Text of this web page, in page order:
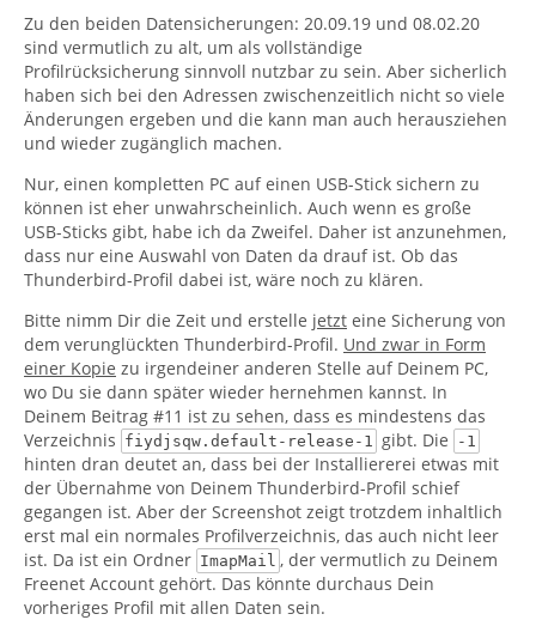
Zu den beiden Datensicherungen: 20.09.19 und 08.02.20
sind vermutlich zu alt, um als vollständige
Profilrücksicherung sinnvoll nutzbar zu sein. Aber sicherlich
haben sich bei den Adressen zwischenzeitlich nicht so viele
Änderungen ergeben und die kann man auch herausziehen
und wieder zugänglich machen.
Nur, einen kompletten PC auf einen USB-Stick sichern zu
können ist eher unwahrscheinlich. Auch wenn es große
USB-Sticks gibt, habe ich da Zweifel. Daher ist anzunehmen,
dass nur eine Auswahl von Daten da drauf ist. Ob das
Thunderbird-Profil dabei ist, wäre noch zu klären.
Bitte nimm Dir die Zeit und erstelle jetzt eine Sicherung von
dem verunglückten Thunderbird-Profil. Und zwar in Form
einer Kopie zu irgendeiner anderen Stelle auf Deinem PC,
wo Du sie dann später wieder hernehmen kannst. In
Deinem Beitrag #11 ist zu sehen, dass es mindestens das
Verzeichnis fiydjsqw.default-release-1 gibt. Die -1
hinten dran deutet an, dass bei der Installiererei etwas mit
der Übernahme von Deinem Thunderbird-Profil schief
gegangen ist. Aber der Screenshot zeigt trotzdem inhaltlich
erst mal ein normales Profilverzeichnis, das auch nicht leer
ist. Da ist ein Ordner ImapMail , der vermutlich zu Deinem
Freenet Account gehört. Das könnte durchaus Dein
vorheriges Profil mit allen Daten sein.